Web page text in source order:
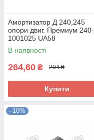
Амортизатор Д 240,245
опори двиг. Премиум 240-
1001025 UA58
В наявності
264,60 ₴ 294 ₴
Купити
–10%